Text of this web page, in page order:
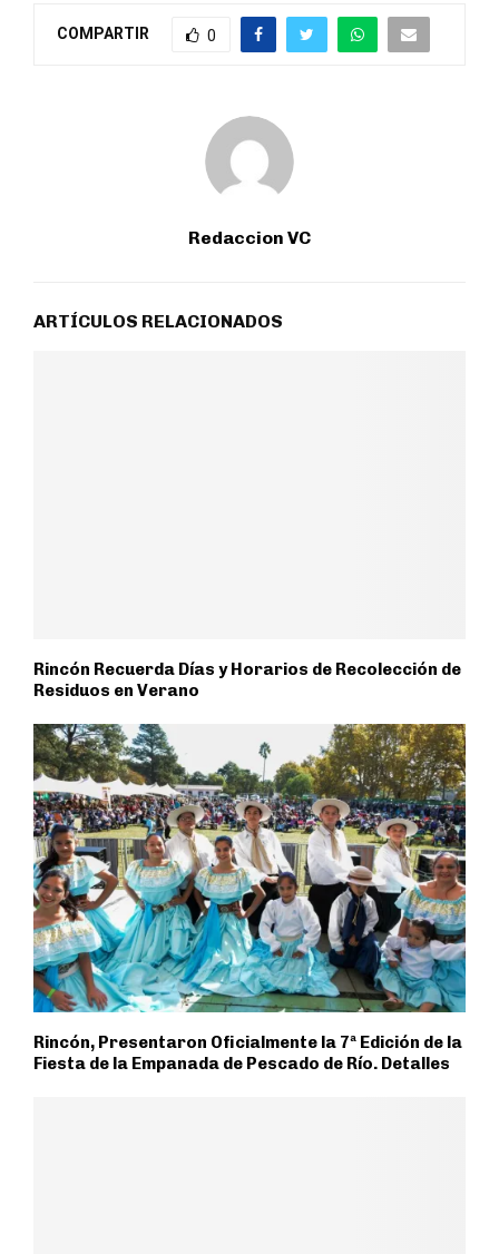
COMPARTIR 0
Redaccion VC
ARTÍCULOS RELACIONADOS
Rincón Recuerda Días y Horarios de Recolección de
Residuos en Verano
Rincón, Presentaron Oficialmente la 7ª Edición de la
Fiesta de la Empanada de Pescado de Río. Detalles